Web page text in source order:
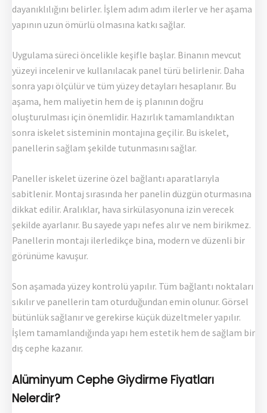
dayanıklılığını belirler. İşlem adım adım ilerler ve her aşama
yapının uzun ömürlü olmasına katkı sağlar.
Uygulama süreci öncelikle keşifle başlar. Binanın mevcut
yüzeyi incelenir ve kullanılacak panel türü belirlenir. Daha
sonra yapı ölçülür ve tüm yüzey detayları hesaplanır. Bu
aşama, hem maliyetin hem de iş planının doğru
oluşturulması için önemlidir. Hazırlık tamamlandıktan
sonra iskelet sisteminin montajına geçilir. Bu iskelet,
panellerin sağlam şekilde tutunmasını sağlar.
Paneller iskelet üzerine özel bağlantı aparatlarıyla
sabitlenir. Montaj sırasında her panelin düzgün oturmasına
dikkat edilir. Aralıklar, hava sirkülasyonuna izin verecek
şekilde ayarlanır. Bu sayede yapı nefes alır ve nem birikmez.
Panellerin montajı ilerledikçe bina, modern ve düzenli bir
görünüme kavuşur.
Son aşamada yüzey kontrolü yapılır. Tüm bağlantı noktaları
sıkılır ve panellerin tam oturduğundan emin olunur. Görsel
bütünlük sağlanır ve gerekirse küçük düzeltmeler yapılır.
İşlem tamamlandığında yapı hem estetik hem de sağlam bir
dış cephe kazanır.
Alüminyum Cephe Giydirme Fiyatları
Nelerdir?